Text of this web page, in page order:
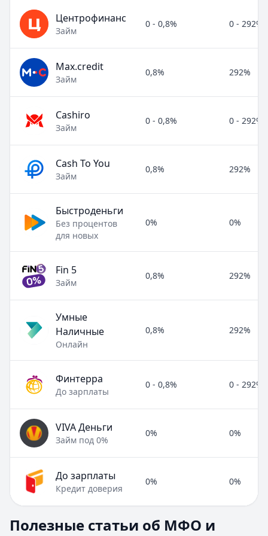
Центрофинанс
Займ
0 - 0,8% 0 - 292%
Max.credit
Займ
0,8% 292%
Cashiro
Займ
0 - 0,8% 0 - 292%
Cash To You
Займ
0,8% 292%
Быстроденьги
Без процентов
для новых
0% 0%
Fin 5
Займ
0,8% 292%
Умные
Наличные
Онлайн
0,8% 292%
Финтерра
До зарплаты
0 - 0,8% 0 - 292%
VIVA Деньги
Займ под 0%
0% 0%
До зарплаты
Кредит доверия
0% 0%
Раздел:МФО и микрозаймы. Всего статей: 8.
Полезные статьи об МФО и